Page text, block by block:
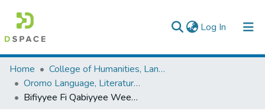
Log In (current)
Colleges, Institutes & Collections
Browse AAU-ETD
Home
College of Humanities, Language Studies, Journalism & Communication
Oromo Language, Literature and Folklore
Bifiyyee Fi Qabiyyee Weedduu Jaalalaa Godina Shawaa Lixaa Aanaa Jalduu: Ija Siyaas Diinagieen Ilaalcha Ummataa Xiinxaluu (Lufaafi Fufaa)